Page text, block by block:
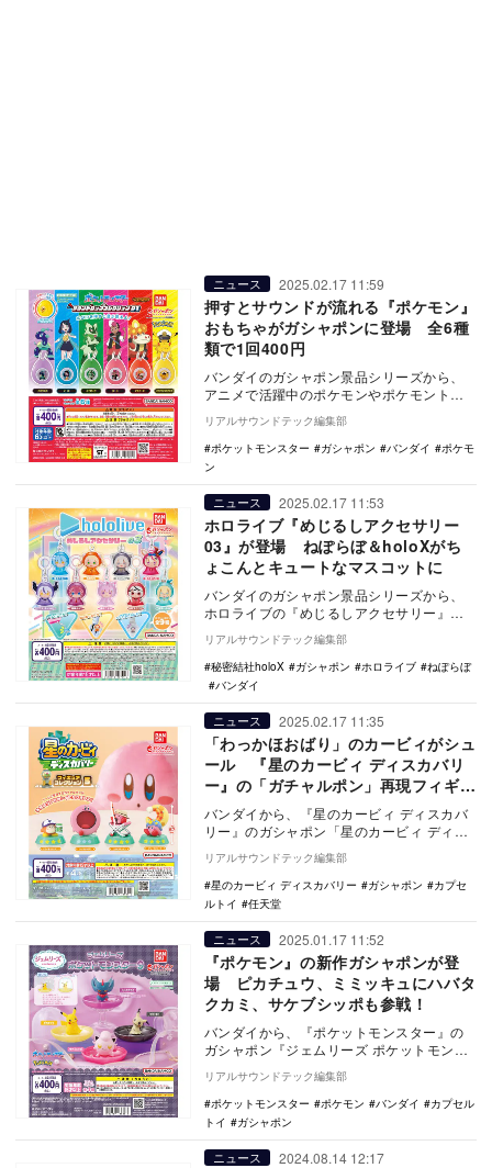
ニュース 2025.02.17 11:59
押すとサウンドが流れる『ポケモン』
おもちゃがガシャポンに登場 全6種
類で1回400円
バンダイのガシャポン景品シリーズから、
アニメで活躍中のポケモンやポケモントレ
ーナーのボイスを収録した『ポケットモン
スター サウン…
リアルサウンドテック編集部
ポケットモンスター
ガシャポン バンダイ
ポケモ
ン
ニュース 2025.02.17 11:53
ホロライブ『めじるしアクセサリー
03』が登場 ねぽらぼ＆holoXがち
ょこんとキュートなマスコットに
バンダイのガシャポン景品シリーズから、
ホロライブの『めじるしアクセサリー』第
三弾が登場する。価格は1回400円で、2月
第4週ごろ…
リアルサウンドテック編集部
秘密結社holoX
ガシャポン ホロライブ
ねぽらぼ
バンダイ
ニュース 2025.02.17 11:35
「わっかほおばり」のカービィがシュ
ール 『星のカービィ ディスカバリ
ー』の「ガチャルポン」再現フィギュ
アが登場
バンダイから、『星のカービィ ディスカバ
リー』のガシャポン「星のカービィ ディス
カバリー フィギュアコレクション5」が、2
月第4…
リアルサウンドテック編集部
星のカービィ ディスカバリー
ガシャポン
カプセ
ルトイ
任天堂
ニュース 2025.01.17 11:52
『ポケモン』の新作ガシャポンが登
場 ピカチュウ、ミミッキュにハバタ
クカミ、サケブシッポも参戦！
バンダイから、『ポケットモンスター』の
ガシャポン『ジェムリーズ ポケットモンス
ター9』が登場する。価格は1回400円（税
込）で、…
リアルサウンドテック編集部
ポケットモンスター
ポケモン バンダイ
カプセル
トイ
ガシャポン
ニュース 2024.08.14 12:17